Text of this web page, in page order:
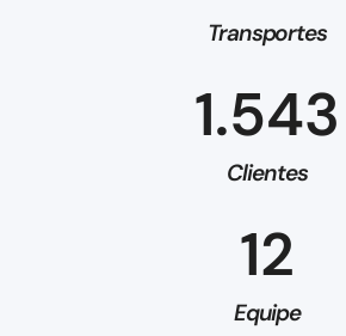
Transportes
Clientes
1.543
Equipe
12